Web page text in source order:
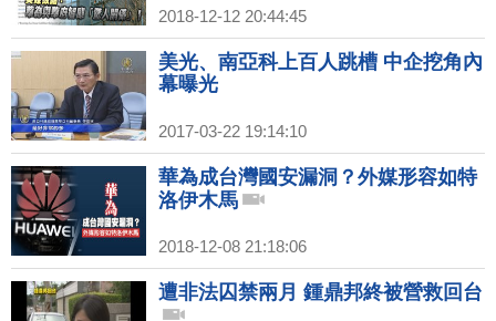
2018-12-12 20:44:45
美光、南亞科上百人跳槽 中企挖角內
幕曝光
2017-03-22 19:14:10
華為成台灣國安漏洞？外媒形容如特
洛伊木馬
2018-12-08 21:18:06
遭非法囚禁兩月 鍾鼎邦終被營救回台